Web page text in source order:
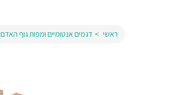
ראשי דגמים אנטומיים ומפות גוף האדם